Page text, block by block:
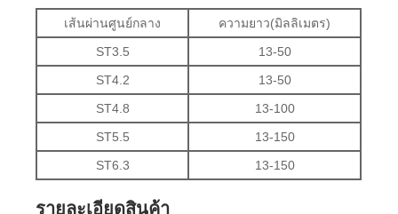
เส้นผ่านศูนย์กลาง
ความยาว(มิลลิเมตร)
ST3.5
13-50
ST4.2
13-50
ST4.8
13-100
ST5.5
13-150
ST6.3
13-150
รายละเอียดสินค้า